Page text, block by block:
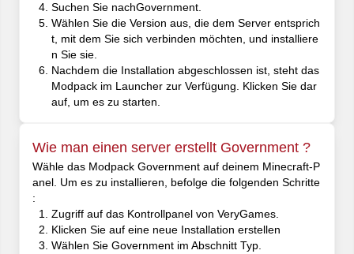
Suchen Sie nachGovernment.
Wählen Sie die Version aus, die dem Server entsprich
t, mit dem Sie sich verbinden möchten, und installiere
n Sie sie.
Nachdem die Installation abgeschlossen ist, steht das
Modpack im Launcher zur Verfügung. Klicken Sie dar
auf, um es zu starten.
Wie man einen server erstellt Government ?
Wähle das Modpack Government auf deinem Minecraft-P
anel. Um es zu installieren, befolge die folgenden Schritte
:
Zugriff auf das Kontrollpanel von VeryGames.
Klicken Sie auf eine neue Installation erstellen
Wählen Sie Government im Abschnitt Typ.